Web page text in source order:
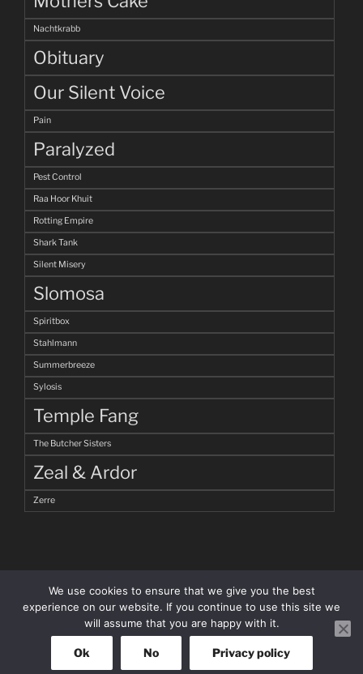
Nachtkrabb
Obituary
Our Silent Voice
Pain
Paralyzed
Pest Control
Raa Hoor Khuit
Rotting Empire
Shark Tank
Silent Misery
Slomosa
Spiritbox
Stahlmann
Summerbreeze
Sylosis
Temple Fang
The Butcher Sisters
Zeal & Ardor
Zerre
facebookInstagram
We use cookies to ensure that we give you the best
experience on our website. If you continue to use this site we
will assume that you are happy with it.
Ok No Privacy policy